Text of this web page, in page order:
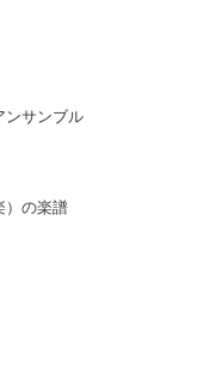
ンサンブル
）の楽譜